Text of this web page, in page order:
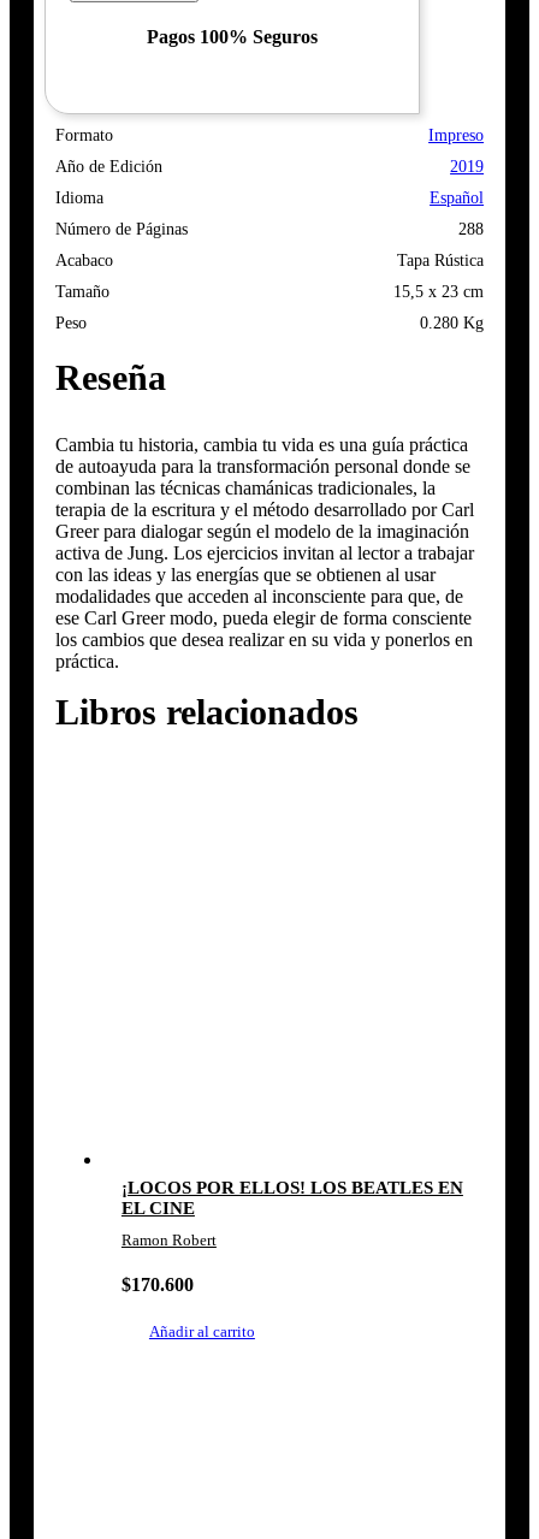
Pagos 100% Seguros
Formato
Impreso
Año de Edición
2019
Idioma
Español
Número de Páginas
288
Acabaco
Tapa Rústica
Tamaño
15,5 x 23 cm
Peso
0.280 Kg
Reseña
Cambia tu historia, cambia tu vida es una guía práctica
de autoayuda para la transformación personal donde se
combinan las técnicas chamánicas tradicionales, la
terapia de la escritura y el método desarrollado por Carl
Greer para dialogar según el modelo de la imaginación
activa de Jung. Los ejercicios invitan al lector a trabajar
con las ideas y las energías que se obtienen al usar
modalidades que acceden al inconsciente para que, de
ese Carl Greer modo, pueda elegir de forma consciente
los cambios que desea realizar en su vida y ponerlos en
práctica.
Libros relacionados
¡LOCOS POR ELLOS! LOS BEATLES EN
EL CINE
Ramon Robert
$170.600
Añadir al carrito